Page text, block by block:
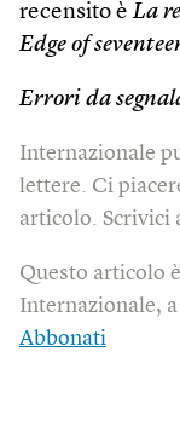
recensito è La
Edge of
Errori da
Internazionale
lettere. Ci
articolo. Scrivici
Questo articolo
Internazionale, a
Abbonati